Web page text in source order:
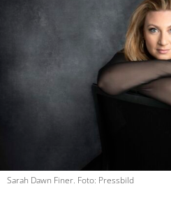
Sarah Dawn Finer. Foto: Pressbild